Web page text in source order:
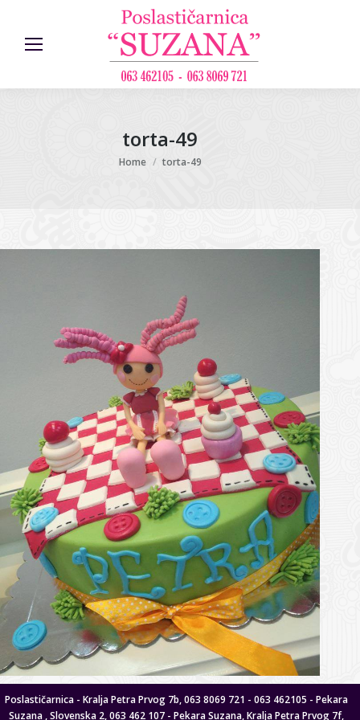
torta-49
You are here:
Home torta-49
Poslastičarnica - Kralja Petra Prvog 7b, 063 8069 721 - 063 462105 - Pekara
Suzana , Slovenska 2, 063 462 107 - Pekara Suzana, Kralja Petra Prvog 7f,